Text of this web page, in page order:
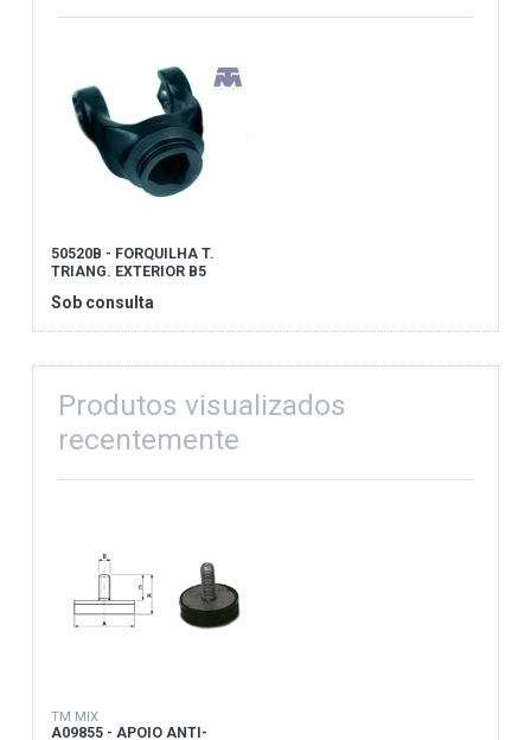
50520B - FORQUILHA T.
TRIANG. EXTERIOR B5
Sob consulta
Produtos visualizados
recentemente
TM MIX
A09855 - APOIO ANTI-